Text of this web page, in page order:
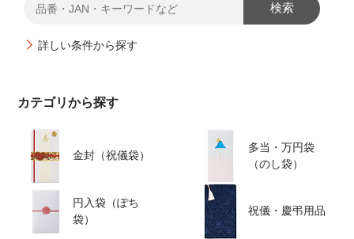
検索
詳しい条件から探す
カテゴリから探す
金封（祝儀袋）
多当・万円袋
（のし袋）
円入袋（ぽち
袋）
祝儀・慶弔用品